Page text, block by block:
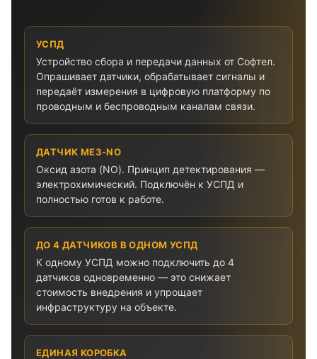
УСПД
Устройство сбора и передачи данных от Софтел.
Опрашивает датчики, обрабатывает сигналы и
передаёт измерения в цифровую платформу по
проводным и беспроводным каналам связи.
ДАТЧИК ME3-NO
Оксид азота (NO). Принцип детектирования —
электрохимический. Подключён к УСПД и
полностью готов к работе.
ДО 4 ДАТЧИКОВ В ОДНОМ УСПД
К одному УСПД можно подключить до 4
датчиков одновременно — это снижает
стоимость внедрения и упрощает
инфраструктуру на объекте.
ЕДИНАЯ КОРОБКА